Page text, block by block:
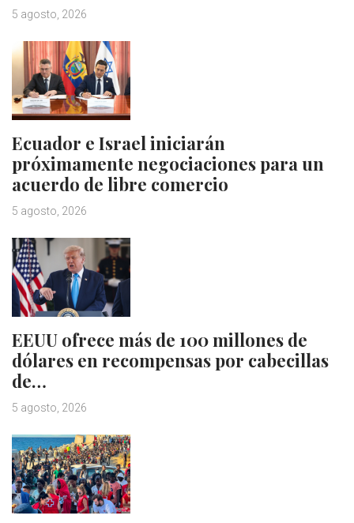
5 agosto, 2026
Ecuador e Israel iniciarán
próximamente negociaciones para un
acuerdo de libre comercio
5 agosto, 2026
EEUU ofrece más de 100 millones de
dólares en recompensas por cabecillas
de…
5 agosto, 2026